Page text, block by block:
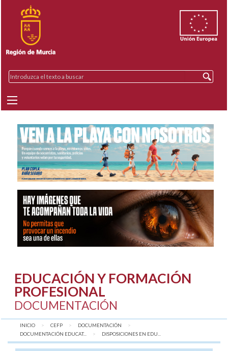
EDUCACIÓN Y FORMACIÓN
PROFESIONAL
DOCUMENTACIÓN
INICIO CEFP
DOCUMENTACIÓN
DOCUMENTACIÓN EDUCAT...
AQUÍ:
DISPOSICIONES EN EDU...